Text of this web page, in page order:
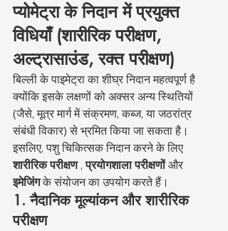
प्योमेट्रा के निदान में प्रयुक्त
विधियाँ (शारीरिक परीक्षण,
अल्ट्रासाउंड, रक्त परीक्षण)
बिल्ली के पाइमेट्रा का शीघ्र निदान महत्वपूर्ण है
क्योंकि इसके लक्षणों को अक्सर अन्य स्थितियों
(जैसे, मूत्र मार्ग में संक्रमण, कब्ज, या जठरांत्र
संबंधी विकार) से भ्रमित किया जा सकता है।
इसलिए, पशु चिकित्सक निदान करने के लिए
शारीरिक परीक्षण , प्रयोगशाला परीक्षणों और
इमेजिंग के संयोजन का उपयोग करते हैं।
1. नैदानिक मूल्यांकन और शारीरिक
परीक्षण